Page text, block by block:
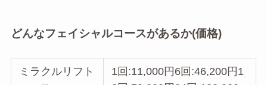
どんなフェイシャルコースがあるか(価格)
ミラクルリフト
1回:11,000円6回:46,200円1